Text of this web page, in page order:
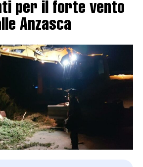
per il forte vento
Anzasca